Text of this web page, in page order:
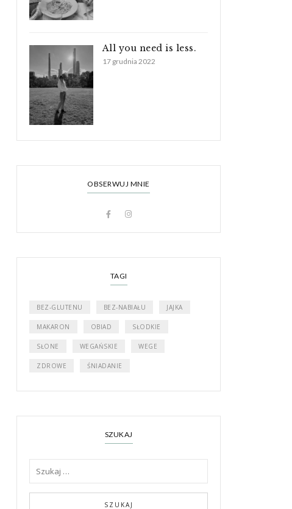
All you need is less.
17 grudnia 2022
OBSERWUJ MNIE
TAGI
BEZ-GLUTENU BEZ-NABIAŁU JAJKA
MAKARON OBIAD SŁODKIE
SŁONE WEGAŃSKIE WEGE
ZDROWE ŚNIADANIE
SZUKAJ